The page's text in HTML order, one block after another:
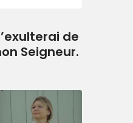
de
Seigneur.